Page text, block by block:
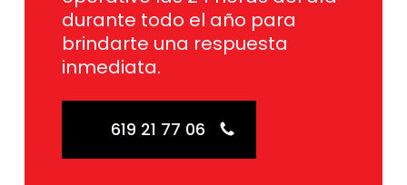
durante todo el año para
brindarte una respuesta
inmediata.
619 21 77 06